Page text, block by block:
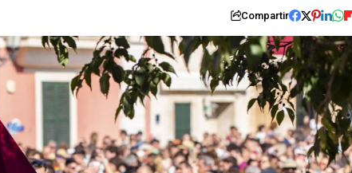
Compartir